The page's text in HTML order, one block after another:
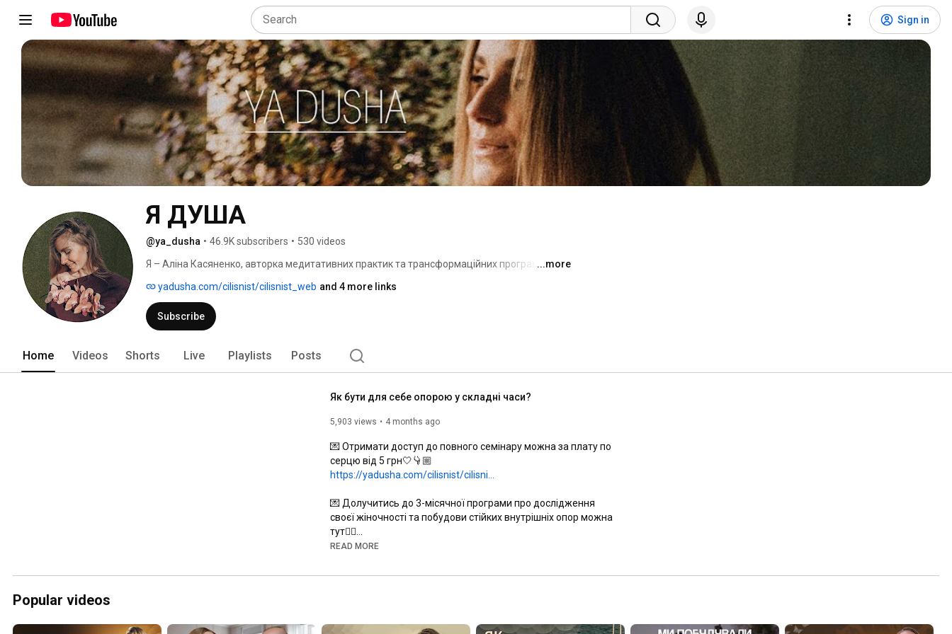
Sign in
Я ДУША
@ya_dusha • 46.9K subscribers • 530 videos
Я – Аліна Касяненко, авторка медитативних практик та трансформаційних програм для
...more
yadusha.com/cilisnist/cilisnist_web and 4 more links
Subscribe
Home Videos Shorts Live Playlists Posts
Як бути для себе опорою у складні часи?
5,903 views 4 months ago
💌 Отримати доступ до повного семінару можна за плату по
https://yadusha.com/cilisnist/cilisni...
💌 Долучитись до 3-місячної програми про дослідження
своєї жіночності та побудови стійких внутрішніх опор можна
https://yadusha.com/cilisnist/cilisnist
Більше корисних відео на моєму каналі Я ДУША,
READ MORE
Popular videos